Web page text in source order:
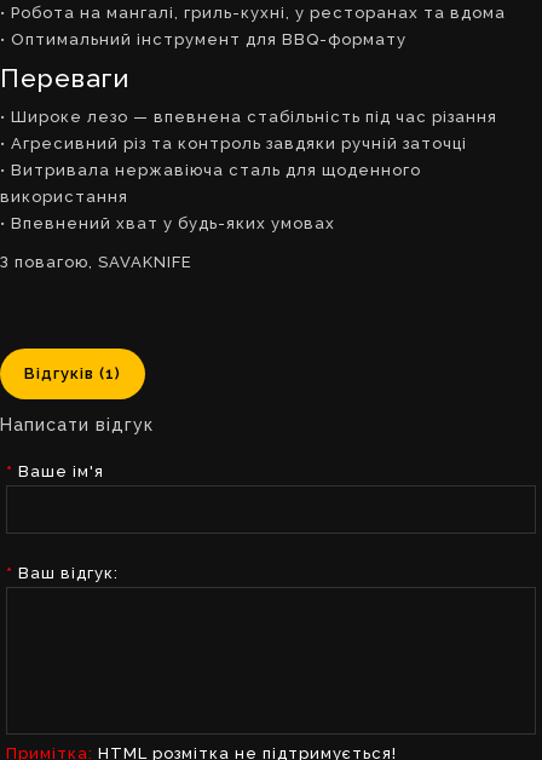
• Робота на мангалі, гриль-кухні, у ресторанах та вдома
• Оптимальний інструмент для BBQ-формату
Переваги
• Широке лезо — впевнена стабільність під час різання
• Агресивний різ та контроль завдяки ручній заточці
• Витривала нержавіюча сталь для щоденного
використання
• Впевнений хват у будь-яких умовах
З повагою, SAVAKNIFE
Відгуків (1)
Написати відгук
Ваше ім'я
Ваш відгук:
Примітка: HTML розмітка не підтримується!